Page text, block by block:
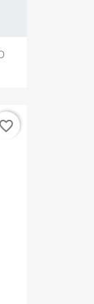
favorite_border